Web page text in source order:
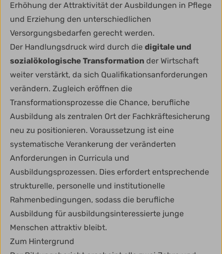
Erhöhung der Attraktivität der Ausbildungen in Pflege
und Erziehung den unterschiedlichen
Versorgungsbedarfen gerecht werden.
Der Handlungsdruck wird durch die digitale und
sozialökologische Transformation der Wirtschaft
weiter verstärkt, da sich Qualifikationsanforderungen
verändern. Zugleich eröffnen die
Transformationsprozesse die Chance, berufliche
Ausbildung als zentralen Ort der Fachkräftesicherung
neu zu positionieren. Voraussetzung ist eine
systematische Verankerung der veränderten
Anforderungen in Curricula und
Ausbildungsprozessen. Dies erfordert entsprechende
strukturelle, personelle und institutionelle
Rahmenbedingungen, sodass die berufliche
Ausbildung für ausbildungsinteressierte junge
Menschen attraktiv bleibt.
Zum Hintergrund